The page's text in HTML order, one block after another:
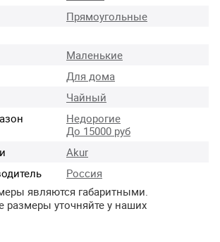
Прямоугольные
Маленькие
Для дома
Чайный
Недорогие
До 15000 руб
Akur
Россия
являются габаритными.
уточняйте у наших